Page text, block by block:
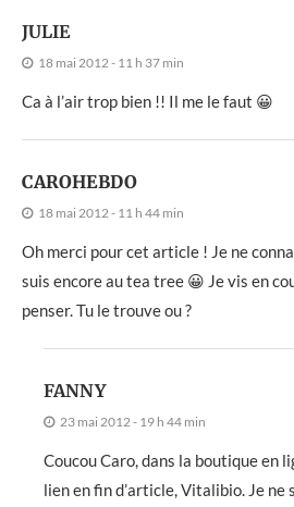
JULIE
18 mai 2012 - 11 h 37 min
Ca à l’air trop bien !! Il me le faut 😀
CAROHEBDO
18 mai 2012 - 11 h 44 min
Oh merci pour cet article ! Je ne
suis encore au tea tree 😀 Je vis en
penser. Tu le trouve ou ?
FANNY
23 mai 2012 - 19 h 44 min
Coucou Caro, dans la boutique en
lien en fin d’article, Vitalibio. Je ne